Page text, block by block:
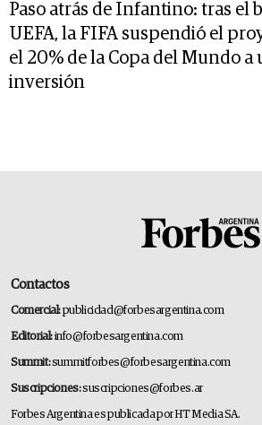
Paso atrás de Infantino: tras el
UEFA, la FIFA suspendió el
el 20% de la Copa del Mundo a
inversión
Contactos
Comercial:publicidad@forbesargentina.com
Editorial:info@forbesargentina.com
Summit:summitforbes@forbesargentina.com
Suscripciones:suscripciones@forbes.ar
Forbes Argentina es publicada por HT Media SA.